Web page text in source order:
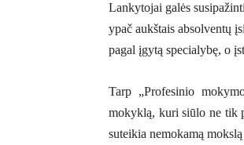
Lankytojai galės
ypač aukštais absolventų
pagal įgytą specialybę, o
Tarp „Profesinio
mokyklą, kuri siūlo ne tik
suteikia nemokamą